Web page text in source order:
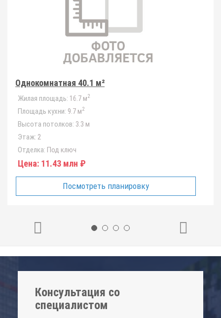
Однокомнатная 40.1 м²
Жилая площадь: 16.7 м2
Площадь кухни: 9.7 м2
Высота потолков: 3.3 м
Этаж: 2
Отделка: Под ключ
Цена: 11.43 млн ₽
Посмотреть планировку
Консультация со
специалистом